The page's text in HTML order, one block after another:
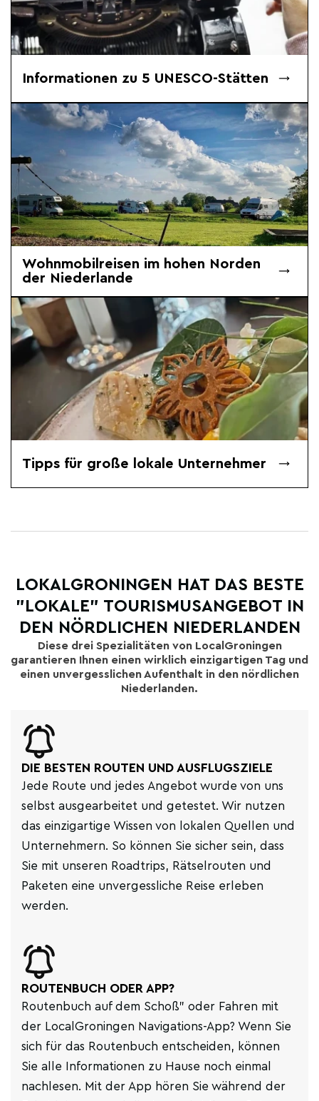
Informationen zu 5 UNESCO-Stätten
Wohnmobilreisen im hohen Norden
der Niederlande
Tipps für große lokale Unternehmer
LOKALGRONINGEN HAT DAS BESTE
"LOKALE" TOURISMUSANGEBOT IN
DEN NÖRDLICHEN NIEDERLANDEN
Diese drei Spezialitäten von LocalGroningen
garantieren Ihnen einen wirklich einzigartigen Tag und
einen unvergesslichen Aufenthalt in den nördlichen
Niederlanden.
DIE BESTEN ROUTEN UND AUSFLUGSZIELE
Jede Route und jedes Angebot wurde von uns
selbst ausgearbeitet und getestet. Wir nutzen
das einzigartige Wissen von lokalen Quellen und
Unternehmern. So können Sie sicher sein, dass
Sie mit unseren Roadtrips, Rätselrouten und
Paketen eine unvergessliche Reise erleben
werden.
ROUTENBUCH ODER APP?
Routenbuch auf dem Schoß" oder Fahren mit
der LocalGroningen Navigations-App? Wenn Sie
sich für das Routenbuch entscheiden, können
Sie alle Informationen zu Hause noch einmal
nachlesen. Mit der App hören Sie während der